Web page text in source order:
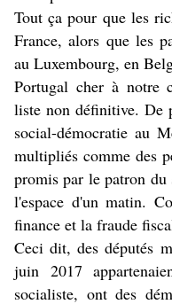
Tout ça pour que les
France, alors que les
au Luxembourg, en
Portugal cher à notre
liste non définitive. De
social-démocratie au
multipliés comme des
promis par le patron du
l'espace d'un matin.
finance et la fraude
Ceci dit, des députés
juin 2017
socialiste, ont des